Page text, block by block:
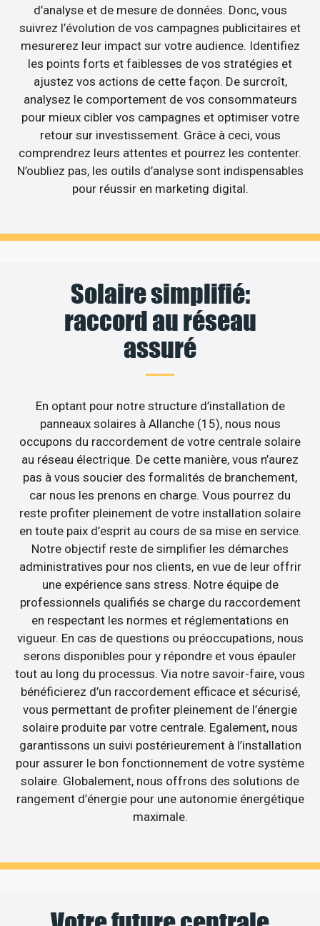
d’analyse et de mesure de données. Donc, vous
suivrez l’évolution de vos campagnes publicitaires et
mesurerez leur impact sur votre audience. Identifiez
les points forts et faiblesses de vos stratégies et
ajustez vos actions de cette façon. De surcroît,
analysez le comportement de vos consommateurs
pour mieux cibler vos campagnes et optimiser votre
retour sur investissement. Grâce à ceci, vous
comprendrez leurs attentes et pourrez les contenter.
N’oubliez pas, les outils d’analyse sont indispensables
pour réussir en marketing digital.
Solaire simplifié:
raccord au réseau
assuré
En optant pour notre structure d’installation de
panneaux solaires à Allanche (15), nous nous
occupons du raccordement de votre centrale solaire
au réseau électrique. De cette manière, vous n’aurez
pas à vous soucier des formalités de branchement,
car nous les prenons en charge. Vous pourrez du
reste profiter pleinement de votre installation solaire
en toute paix d’esprit au cours de sa mise en service.
Notre objectif reste de simplifier les démarches
administratives pour nos clients, en vue de leur offrir
une expérience sans stress. Notre équipe de
professionnels qualifiés se charge du raccordement
en respectant les normes et réglementations en
vigueur. En cas de questions ou préoccupations, nous
serons disponibles pour y répondre et vous épauler
tout au long du processus. Via notre savoir-faire, vous
bénéficierez d’un raccordement efficace et sécurisé,
vous permettant de profiter pleinement de l’énergie
solaire produite par votre centrale. Egalement, nous
garantissons un suivi postérieurement à l’installation
pour assurer le bon fonctionnement de votre système
solaire. Globalement, nous offrons des solutions de
rangement d’énergie pour une autonomie énergétique
maximale.